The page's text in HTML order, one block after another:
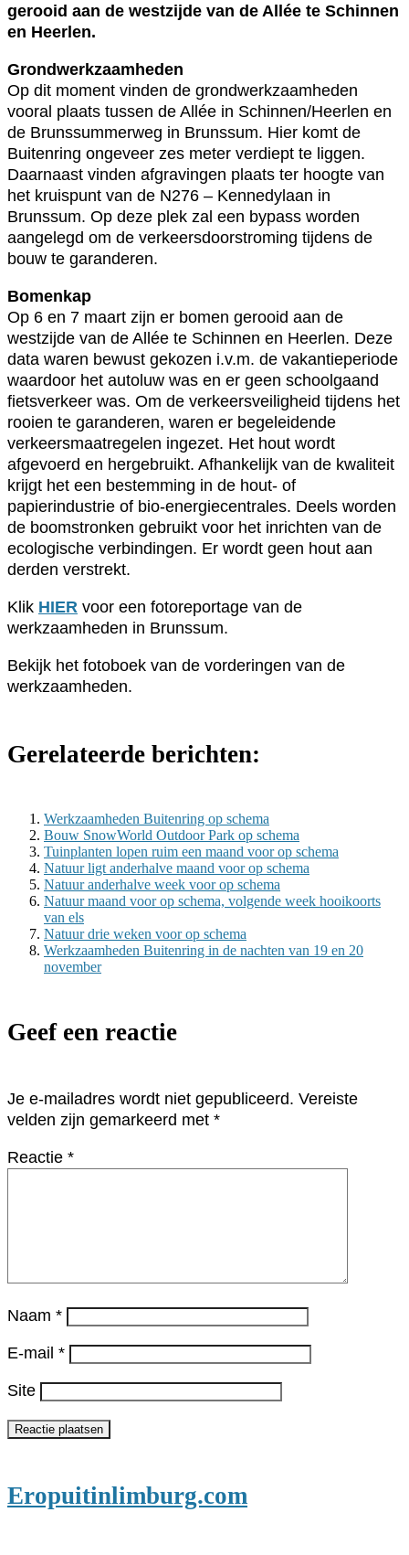
gerooid aan de westzijde van de Allée te Schinnen
en Heerlen.
Grondwerkzaamheden
Op dit moment vinden de grondwerkzaamheden
vooral plaats tussen de Allée in Schinnen/Heerlen en
de Brunssummerweg in Brunssum. Hier komt de
Buitenring ongeveer zes meter verdiept te liggen.
Daarnaast vinden afgravingen plaats ter hoogte van
het kruispunt van de N276 – Kennedylaan in
Brunssum. Op deze plek zal een bypass worden
aangelegd om de verkeersdoorstroming tijdens de
bouw te garanderen.
Bomenkap
Op 6 en 7 maart zijn er bomen gerooid aan de
westzijde van de Allée te Schinnen en Heerlen. Deze
data waren bewust gekozen i.v.m. de vakantieperiode
waardoor het autoluw was en er geen schoolgaand
fietsverkeer was. Om de verkeersveiligheid tijdens het
rooien te garanderen, waren er begeleidende
verkeersmaatregelen ingezet. Het hout wordt
afgevoerd en hergebruikt. Afhankelijk van de kwaliteit
krijgt het een bestemming in de hout- of
papierindustrie of bio-energiecentrales. Deels worden
de boomstronken gebruikt voor het inrichten van de
ecologische verbindingen. Er wordt geen hout aan
derden verstrekt.
Klik HIER voor een fotoreportage van de
werkzaamheden in Brunssum.
Bekijk het fotoboek van de vorderingen van de
werkzaamheden.
Gerelateerde berichten:
Werkzaamheden Buitenring op schema
Bouw SnowWorld Outdoor Park op schema
Tuinplanten lopen ruim een maand voor op schema
Natuur ligt anderhalve maand voor op schema
Natuur anderhalve week voor op schema
Natuur maand voor op schema, volgende week hooikoorts
van els
Natuur drie weken voor op schema
Werkzaamheden Buitenring in de nachten van 19 en 20
november
Geef een reactie
Je e-mailadres wordt niet gepubliceerd. Vereiste
velden zijn gemarkeerd met *
Reactie *
Naam *
E-mail *
Site
Eropuitinlimburg.com